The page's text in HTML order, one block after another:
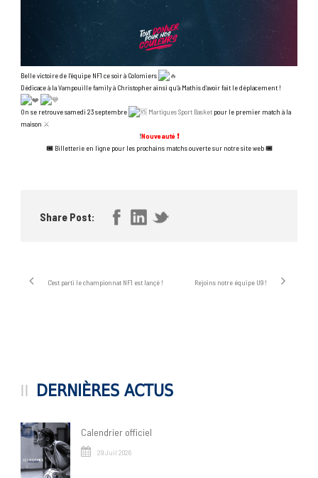
Belle victoire de l’équipe NF1 ce soir à Colomiers
Dédicace à la Vampouille family à Christopher ainsi qu’à Mathis d’avoir fait le déplacement !
On se retrouve samedi 23 septembre Martigues Sport Basket pour le premier match à la
maison ⚔️
❗️Nouveauté❗️
🎟Billetterie en ligne pour les prochains matchs ouverte sur notre site web🎟
Share Post:
C’est parti le championnat NF1 est lançé ! Rejoins notre équipe U9 !
DERNIÈRES ACTUS
Calendrier officiel
29 Juil 2026